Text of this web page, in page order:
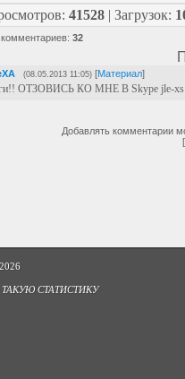
: 41528 | Загрузок:
комментариев: 32
(08.05.2013 11:05) [Материал]
ОТЗОВИСЬ КО МНЕ В Skype jle-xs
Добавлять комментарии
ТАКУЮ СТАТИСТИКУ